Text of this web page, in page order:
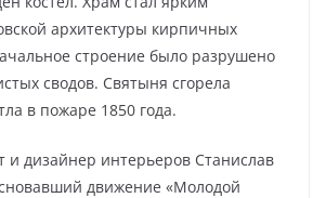
архитектуры кирпичных
строение было разрушено
сводов. Святыня сгорела
в пожаре 1850 года.
и дизайнер интерьеров Станислав
движение «Молодой